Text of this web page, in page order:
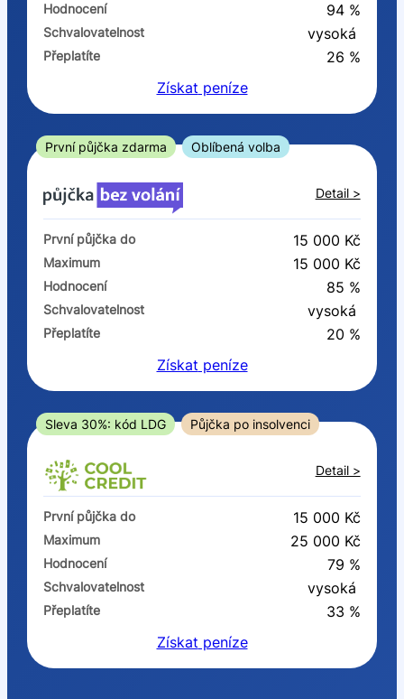
ano
Ve zkušebce
ano
ne
V exekuci
ano
ne
Po insolvenci
V hotovosti
ano
Hodnocení 94 %
Schvalovatelnost vysoká
Přeplatíte
26 %
Získat peníze
První půjčka zdarma Oblíbená volba
Detail >
První půjčka do 15 000 Kč
Maximum 15 000 Kč
Hodnocení 85 %
Schvalovatelnost vysoká
Přeplatíte
20 %
Získat peníze
Sleva 30%: kód LDG Půjčka po insolvenci
Detail >
První půjčka do 15 000 Kč
Maximum 25 000 Kč
Hodnocení 79 %
Schvalovatelnost vysoká
Přeplatíte
33 %
Získat peníze